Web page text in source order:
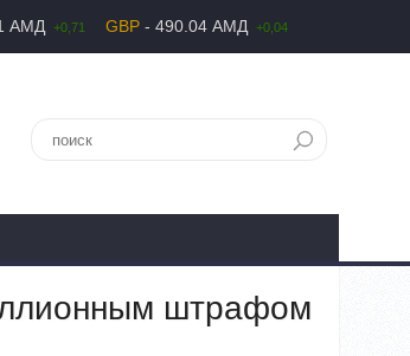
АМД +0,71 GBP - 490.04 АМД +0,04
штрафом